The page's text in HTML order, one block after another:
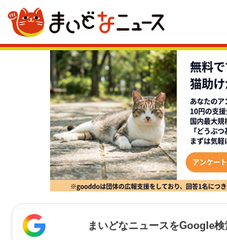
まいどなニュースをGoogle